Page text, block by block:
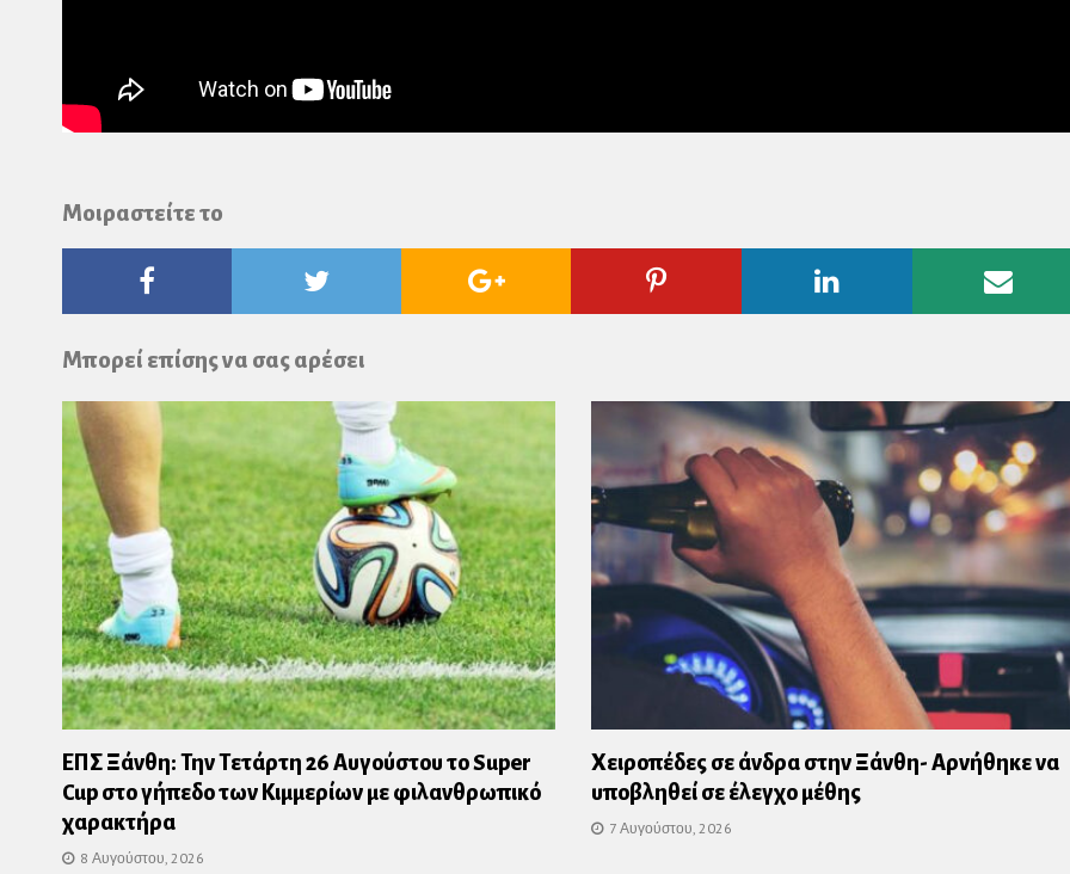
Μοιραστείτε το
Twitter
Google
Pinterest Linkedin
Μπορεί επίσης να σας αρέσει
ΕΠΣ Ξάνθη: Την Τετάρτη 26 Αυγούστου το Super
Cup στο γήπεδο των Κιμμερίων με φιλανθρωπικό
χαρακτήρα
8 Αυγούστου, 2026
Χειροπέδες σε άνδρα στην Ξάνθη- Αρνήθηκε να
υποβληθεί σε έλεγχο μέθης
7 Αυγούστου, 2026